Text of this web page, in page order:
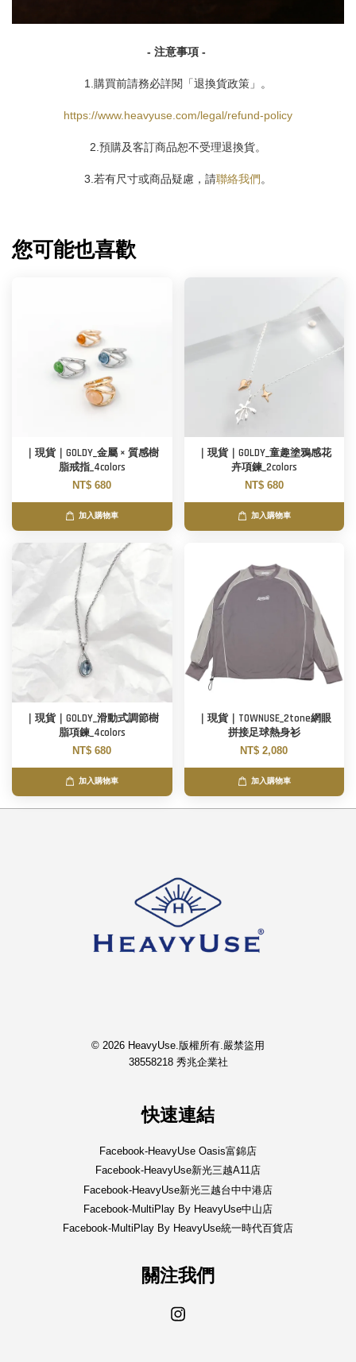
- 注意事項 -
1.購買前請務必詳閱「退換貨政策」。
https://www.heavyuse.com/legal/refund-policy
2.預購及客訂商品恕不受理退換貨。
3.若有尺寸或商品疑慮，請聯絡我們。
您可能也喜歡
｜現貨｜GOLDY_金屬 × 質感樹
脂戒指_4colors
NT$ 680
加入購物車
｜現貨｜GOLDY_童趣塗鴉感花
卉項鍊_2colors
NT$ 680
加入購物車
｜現貨｜GOLDY_滑動式調節樹
脂項鍊_4colors
NT$ 680
加入購物車
｜現貨｜TOWNUSE_2tone網眼
拼接足球熱身衫
NT$ 2,080
加入購物車
© 2026 HeavyUse.版權所有.嚴禁盜用
38558218 秀兆企業社
快速連結
Facebook-HeavyUse Oasis富錦店
Facebook-HeavyUse新光三越A11店
Facebook-HeavyUse新光三越台中中港店
Facebook-MultiPlay By HeavyUse中山店
Facebook-MultiPlay By HeavyUse統一時代百貨店
關注我們